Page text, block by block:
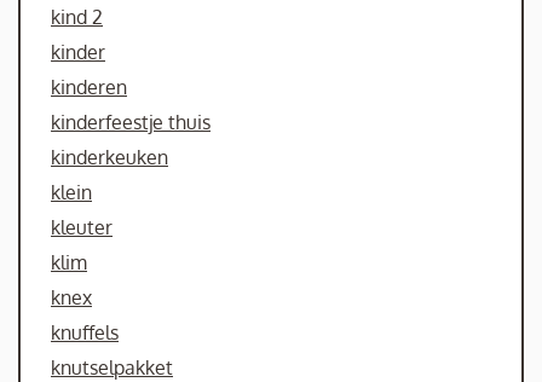
kind 2
kinder
kinderen
kinderfeestje thuis
kinderkeuken
klein
kleuter
klim
knex
knuffels
knutselpakket